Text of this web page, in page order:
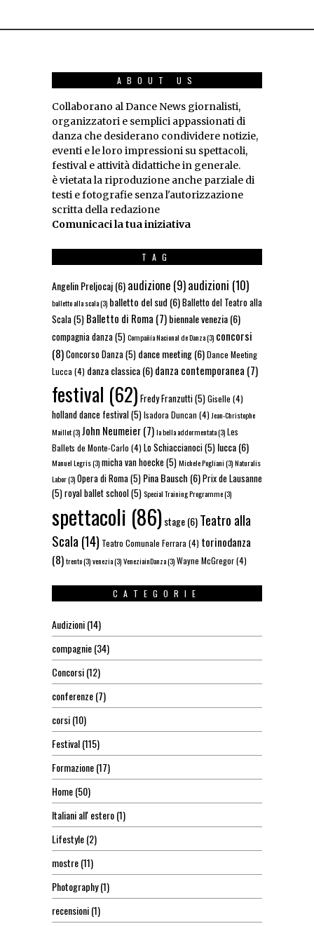
ABOUT US
Collaborano al Dance News giornalisti,
organizzatori e semplici appassionati di
danza che desiderano condividere notizie,
eventi e le loro impressioni su spettacoli,
festival e attività didattiche in generale.
è vietata la riproduzione anche parziale di
testi e fotografie senza l'autorizzazione
scritta della redazione
Comunicaci la tua iniziativa
TAG
Angelin Preljocaj(6)audizione (9)audizioni (10)
balletto alla scala(3) balletto del sud (6)Balletto del Teatro alla
Scala(5) Balletto di Roma (7)biennale venezia(6)
compagnia danza(5)Compañía Nacional de Danza(3) concorsi
(8)Concorso Danza(5) dance meeting(6)Dance Meeting
Lucca(4) danza classica(6)danza contemporanea (7)
festival (62) Fredy Franzutti(5)Giselle (4)
holland dance festival(5)Isadora Duncan (4) Jean-Christophe
Maillot(3)John Neumeier(7)la bella addormentata(3)Les
Ballets de Monte-Carlo (4) Lo Schiaccianoci(5) lucca(6)
Manuel Legris(3)micha van hoecke(5)Michele Pogliani(3)Naturalis
Labor(3)Opera di Roma(5) Pina Bausch (6)Prix de Lausanne
(5)royal ballet school(5)Special Training Programme(3)
spettacoli (86)stage(6)Teatro alla
Scala (14) Teatro Comunale Ferrara(4) torinodanza
(8)trento(3)venezia(3)VeneziainDanza(3)Wayne McGregor(4)
CATEGORIE
Audizioni(14)
compagnie(34)
Concorsi(12)
conferenze(7)
corsi(10)
Festival(115)
Formazione(17)
Home(50)
Italiani all' estero(1)
Lifestyle(2)
mostre(11)
Photography(1)
recensioni(1)